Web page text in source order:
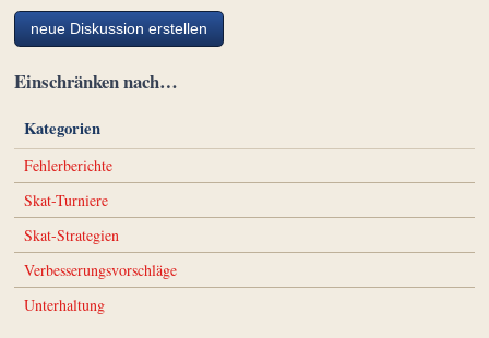
neue Diskussion erstellen
Einschränken nach…
Kategorien
Fehlerberichte
Skat-Turniere
Skat-Strategien
Verbesserungsvorschläge
Unterhaltung